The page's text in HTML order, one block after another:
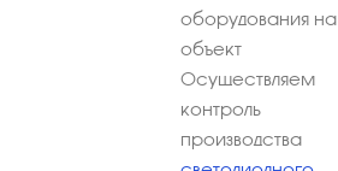
оборудования на
объект
Осуществляем
контроль
производства